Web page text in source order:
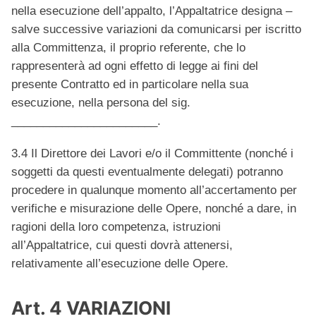
nella esecuzione dell’appalto, l’Appaltatrice designa –
salve successive variazioni da comunicarsi per iscritto
alla Committenza, il proprio referente, che lo
rappresenterà ad ogni effetto di legge ai fini del
presente Contratto ed in particolare nella sua
esecuzione, nella persona del sig.
_______________________.
3.4 Il Direttore dei Lavori e/o il Committente (nonché i
soggetti da questi eventualmente delegati) potranno
procedere in qualunque momento all’accertamento per
verifiche e misurazione delle Opere, nonché a dare, in
ragioni della loro competenza, istruzioni
all’Appaltatrice, cui questi dovrà attenersi,
relativamente all’esecuzione delle Opere.
Art. 4 VARIAZIONI